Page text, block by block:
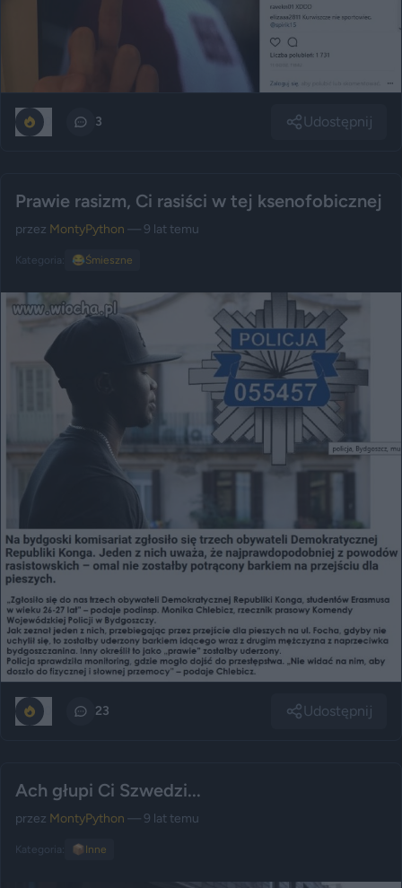
3 Udostępnij
Prawie rasizm, Ci rasiści w tej ksenofobicznej
przez MontyPython — 9 lat temu
Kategoria: 😂Śmieszne
23 Udostępnij
Ach głupi Ci Szwedzi...
przez MontyPython — 9 lat temu
Kategoria: 📦 Inne